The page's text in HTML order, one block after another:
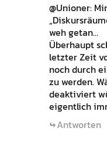
@Unioner:
weh getan…
Überhaupt
letzter Zeit
noch durch
zu werden.
deaktiviert
eigentlich
Antworten